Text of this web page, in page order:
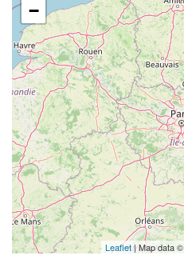
−
Leaflet| Map data ©